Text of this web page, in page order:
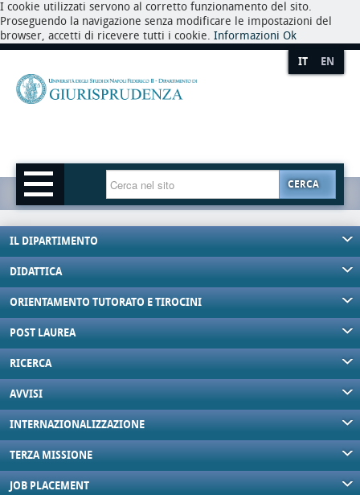
I cookie utilizzati servono al corretto funzionamento del sito.
Proseguendo la navigazione senza modificare le impostazioni del
browser, accetti di ricevere tutti i cookie. Informazioni Ok
IT EN
CERCA
IL DIPARTIMENTO
DIDATTICA
ORIENTAMENTO TUTORATO E TIROCINI
POST LAUREA
RICERCA
AVVISI
INTERNAZIONALIZZAZIONE
TERZA MISSIONE
JOB PLACEMENT